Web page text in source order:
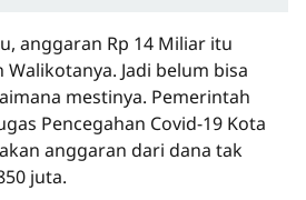
anggaran Rp 14 Miliar itu
Jadi belum bisa
mestinya. Pemerintah
Pencegahan Covid-19 Kota
anggaran dari dana tak
juta.